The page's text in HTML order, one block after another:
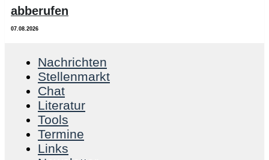
abberufen
07.08.2026
Nachrichten
Stellenmarkt
Chat
Literatur
Tools
Termine
Links